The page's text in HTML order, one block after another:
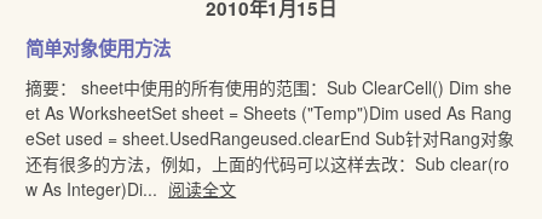
2010年1月15日
简单对象使用方法
摘要： sheet中使用的所有使用的范围：Sub ClearCell() Dim she
et As WorksheetSet sheet = Sheets ("Temp")Dim used As Rang
eSet used = sheet.UsedRangeused.clearEnd Sub针对Rang对象
还有很多的方法，例如，上面的代码可以这样去改：Sub clear(ro
w As Integer)Di... 阅读全文